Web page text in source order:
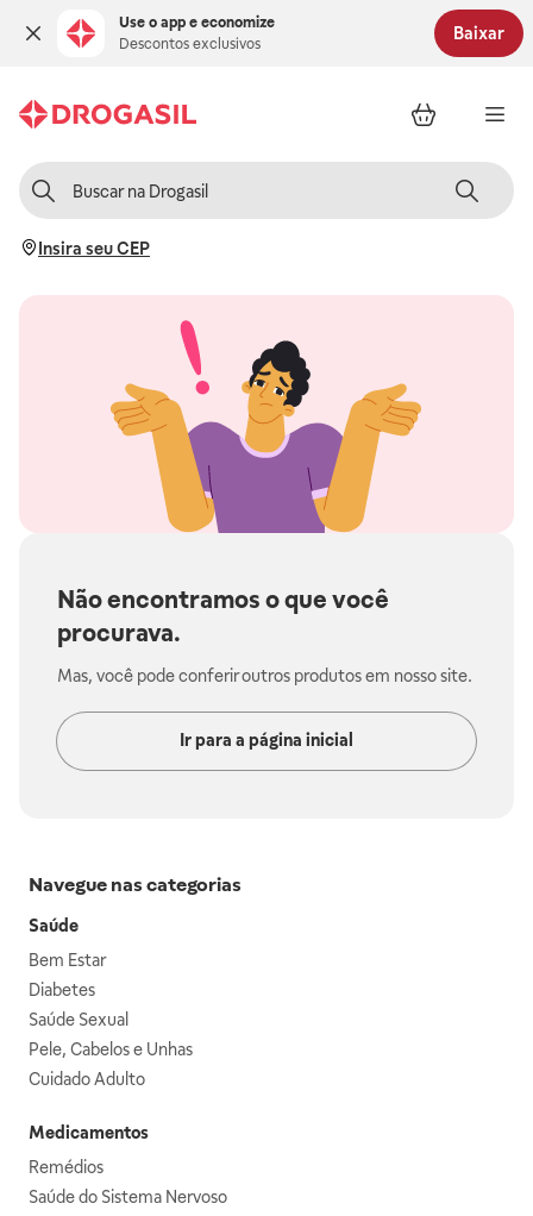
Use o app e economize
Descontos exclusivos
Baixar
Insira seu CEP
Não encontramos o que você
procurava.
Mas, você pode conferir outros produtos em nosso site.
Ir para a página inicial
Navegue nas categorias
Saúde
Bem Estar
Diabetes
Saúde Sexual
Pele, Cabelos e Unhas
Cuidado Adulto
Medicamentos
Remédios
Saúde do Sistema Nervoso